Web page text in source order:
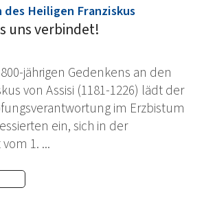
des Heiligen Franziskus:
uns verbindet!
jährigen Gedenkens an den
von Assisi (1181-1226) lädt der
im Erzbistum
ein, sich in der
1. ...